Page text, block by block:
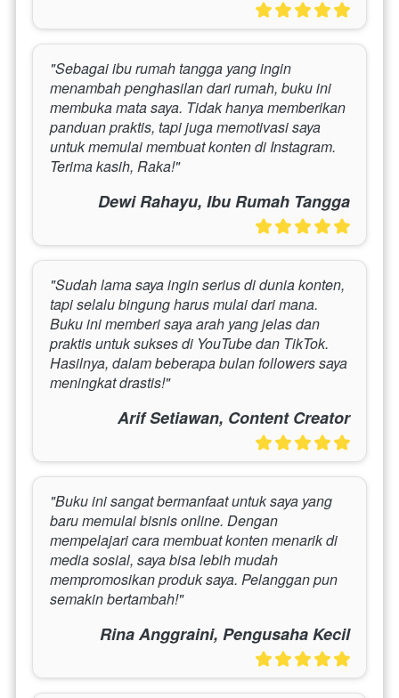
"Sebagai ibu rumah tangga yang ingin
menambah penghasilan dari rumah, buku ini
membuka mata saya. Tidak hanya memberikan
panduan praktis, tapi juga memotivasi saya
untuk memulai membuat konten di Instagram.
Terima kasih, Raka!"
Dewi Rahayu, Ibu Rumah Tangga
"Sudah lama saya ingin serius di dunia konten,
tapi selalu bingung harus mulai dari mana.
Buku ini memberi saya arah yang jelas dan
praktis untuk sukses di YouTube dan TikTok.
Hasilnya, dalam beberapa bulan followers saya
meningkat drastis!"
Arif Setiawan, Content Creator
"Buku ini sangat bermanfaat untuk saya yang
baru memulai bisnis online. Dengan
mempelajari cara membuat konten menarik di
media sosial, saya bisa lebih mudah
mempromosikan produk saya. Pelanggan pun
semakin bertambah!"
Rina Anggraini, Pengusaha Kecil